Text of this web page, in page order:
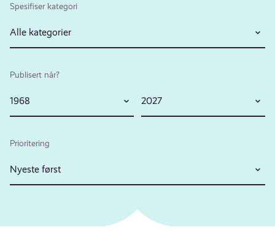
Spesifiser kategori
Alle kategorier
Publisert når?
1968 2027
Prioritering
Nyeste først